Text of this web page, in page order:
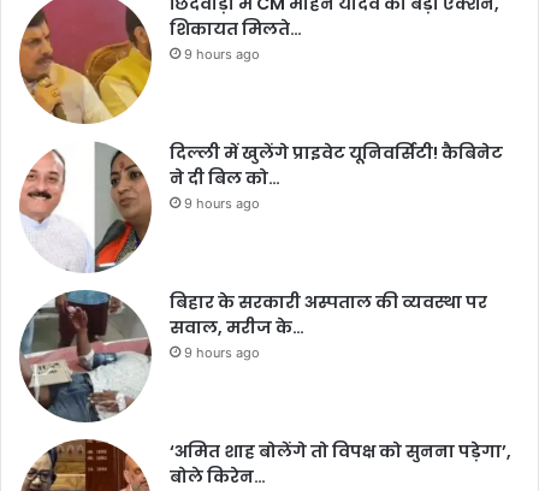
शिकायत मिलते…
9 hours ago
दिल्ली में खुलेंगे प्राइवेट यूनिवर्सिटी! कैबिनेट
ने दी बिल को…
9 hours ago
बिहार के सरकारी अस्पताल की व्यवस्था पर
सवाल, मरीज के…
9 hours ago
‘अमित शाह बोलेंगे तो विपक्ष को सुनना पड़ेगा’,
बोले किरेन…